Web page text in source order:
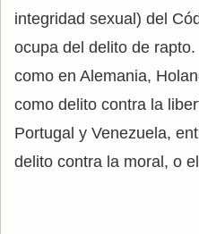
integridad sexual) del
ocupa del delito de
como en Alemania,
como delito contra la
Portugal y Venezuela,
delito contra la moral, o